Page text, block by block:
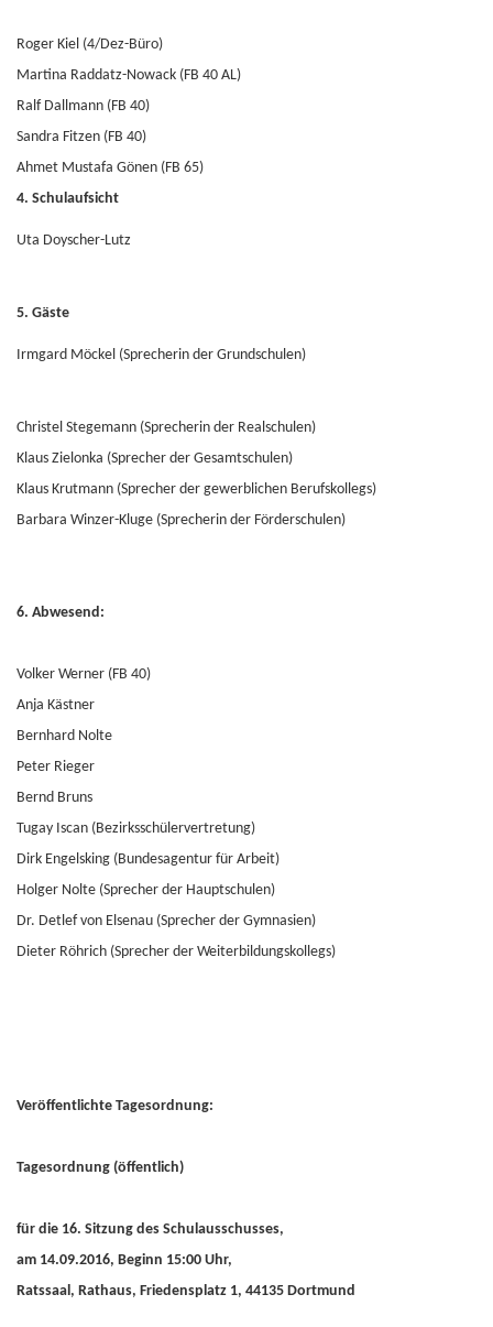
Roger Kiel (4/Dez-Büro)
Martina Raddatz-Nowack (FB 40 AL)
Ralf Dallmann (FB 40)
Sandra Fitzen (FB 40)
Ahmet Mustafa Gönen (FB 65)
4. Schulaufsicht
Uta Doyscher-Lutz
5. Gäste
Irmgard Möckel (Sprecherin der Grundschulen)
Christel Stegemann (Sprecherin der Realschulen)
Klaus Zielonka (Sprecher der Gesamtschulen)
Klaus Krutmann (Sprecher der gewerblichen Berufskollegs)
Barbara Winzer-Kluge (Sprecherin der Förderschulen)
6. Abwesend:
Volker Werner (FB 40)
Anja Kästner
Bernhard Nolte
Peter Rieger
Bernd Bruns
Tugay Iscan (Bezirksschülervertretung)
Dirk Engelsking (Bundesagentur für Arbeit)
Holger Nolte (Sprecher der Hauptschulen)
Dr. Detlef von Elsenau (Sprecher der Gymnasien)
Dieter Röhrich (Sprecher der Weiterbildungskollegs)
Veröffentlichte Tagesordnung:
Tagesordnung (öffentlich)
für die 16. Sitzung des Schulausschusses,
am 14.09.2016, Beginn 15:00 Uhr,
Ratssaal, Rathaus, Friedensplatz 1, 44135 Dortmund